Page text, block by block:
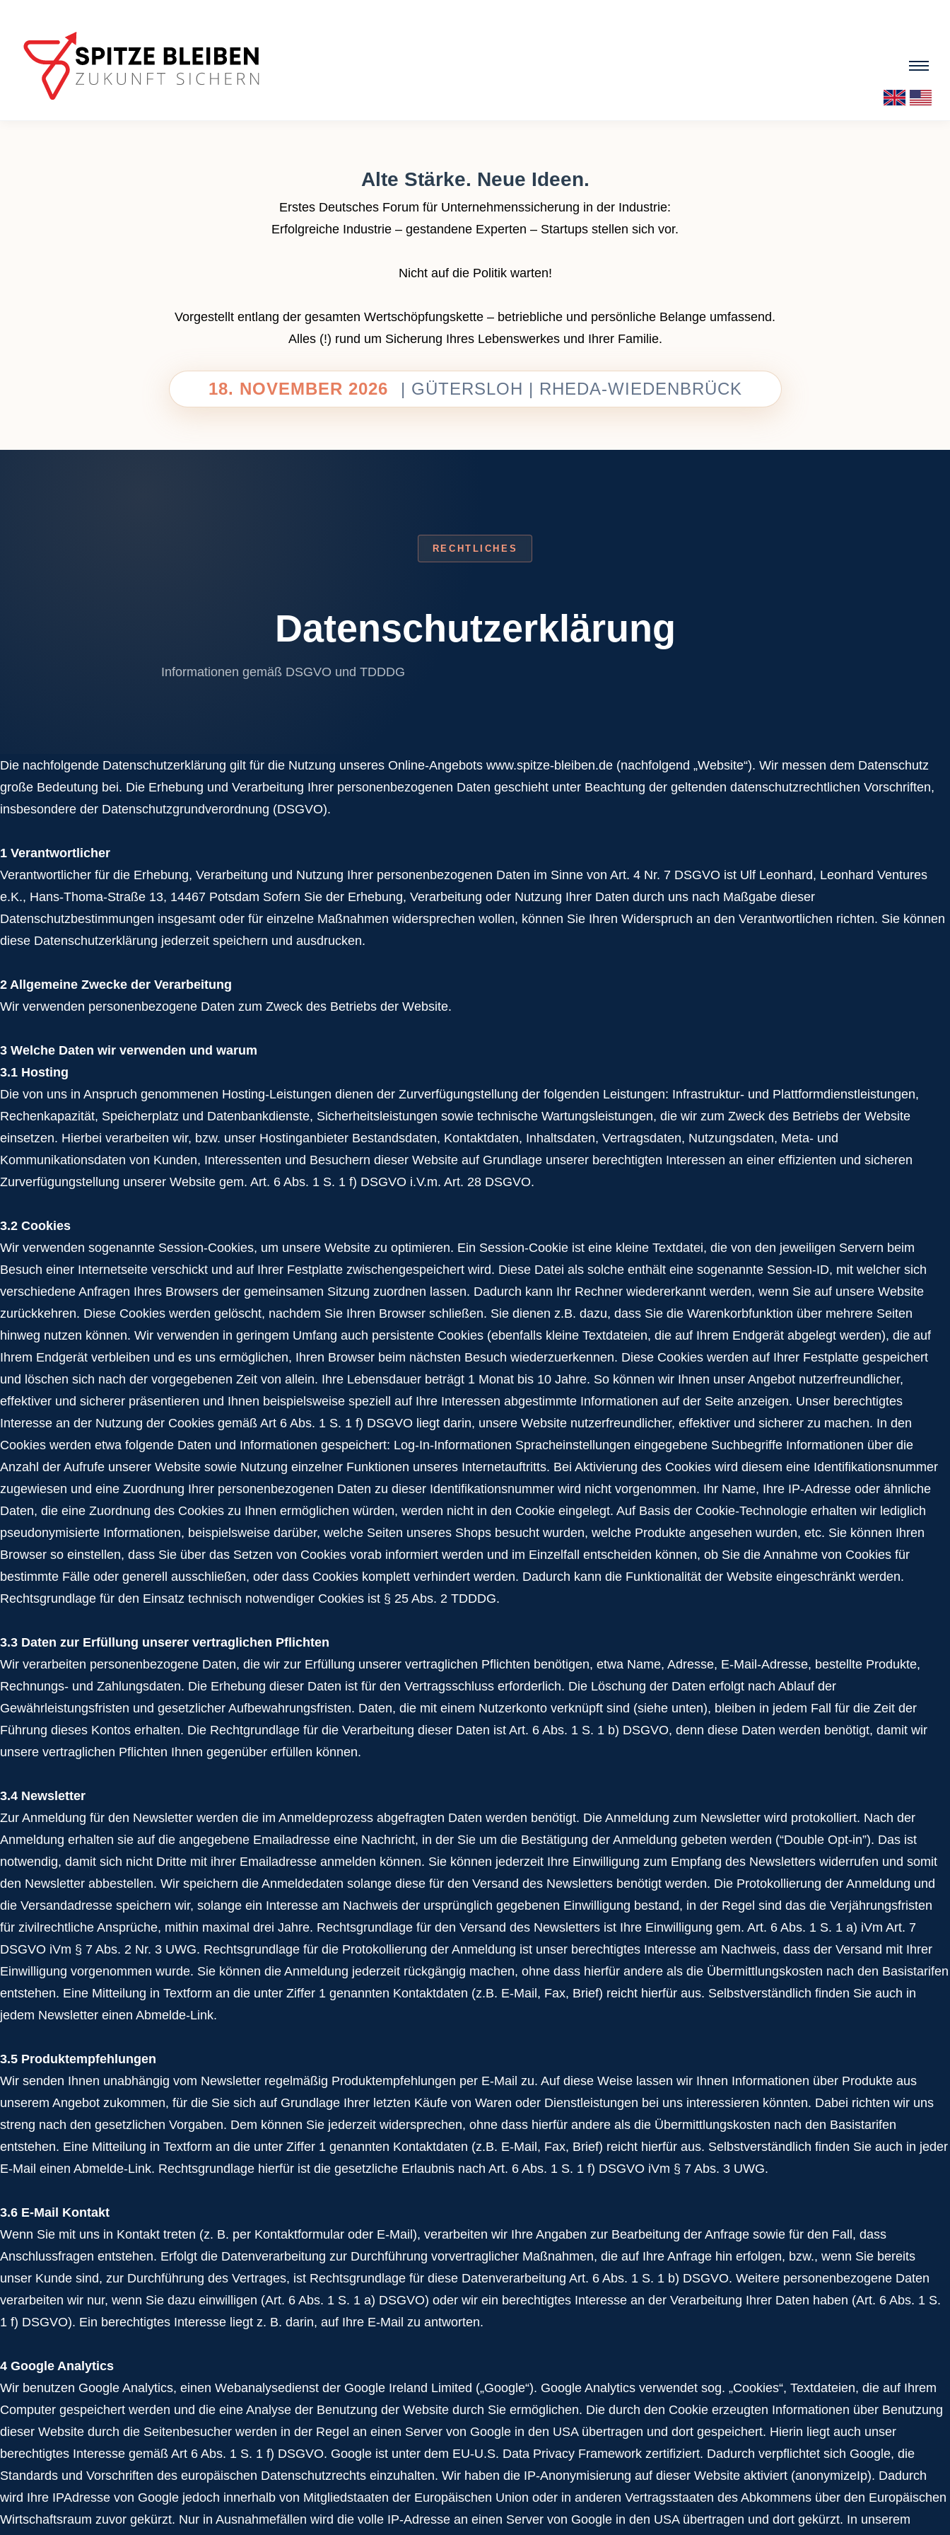
Industriepartner
Gespräche mit unseren Ausstellern & Industriepartnern
LOCATION
Alte Stärke. Neue Ideen.
Erstes Deutsches Forum für Unternehmenssicherung in der Industrie:
Erfolgreiche Industrie – gestandene Experten – Startups stellen sich vor.
Nicht auf die Politik warten!
Vorgestellt entlang der gesamten Wertschöpfungskette – betriebliche und persönliche Belange umfassend.
Alles (!) rund um Sicherung Ihres Lebenswerkes und Ihrer Familie.
18. NOVEMBER 2026 | GÜTERSLOH | RHEDA-WIEDENBRÜCK
RECHTLICHES
Datenschutzerklärung
Informationen gemäß DSGVO und TDDDG
Die nachfolgende Datenschutzerklärung gilt für die Nutzung unseres Online-Angebots www.spitze-bleiben.de (nachfolgend „Website“). Wir messen dem Datenschutz
große Bedeutung bei. Die Erhebung und Verarbeitung Ihrer personenbezogenen Daten geschieht unter Beachtung der geltenden datenschutzrechtlichen Vorschriften,
insbesondere der Datenschutzgrundverordnung (DSGVO).
1 Verantwortlicher
Verantwortlicher für die Erhebung, Verarbeitung und Nutzung Ihrer personenbezogenen Daten im Sinne von Art. 4 Nr. 7 DSGVO ist Ulf Leonhard, Leonhard Ventures
e.K., Hans-Thoma-Straße 13, 14467 Potsdam Sofern Sie der Erhebung, Verarbeitung oder Nutzung Ihrer Daten durch uns nach Maßgabe dieser
Datenschutzbestimmungen insgesamt oder für einzelne Maßnahmen widersprechen wollen, können Sie Ihren Widerspruch an den Verantwortlichen richten. Sie können
diese Datenschutzerklärung jederzeit speichern und ausdrucken.
2 Allgemeine Zwecke der Verarbeitung
Wir verwenden personenbezogene Daten zum Zweck des Betriebs der Website.
3 Welche Daten wir verwenden und warum
3.1 Hosting
Die von uns in Anspruch genommenen Hosting-Leistungen dienen der Zurverfügungstellung der folgenden Leistungen: Infrastruktur- und Plattformdienstleistungen,
Rechenkapazität, Speicherplatz und Datenbankdienste, Sicherheitsleistungen sowie technische Wartungsleistungen, die wir zum Zweck des Betriebs der Website
einsetzen. Hierbei verarbeiten wir, bzw. unser Hostinganbieter Bestandsdaten, Kontaktdaten, Inhaltsdaten, Vertragsdaten, Nutzungsdaten, Meta- und
Kommunikationsdaten von Kunden, Interessenten und Besuchern dieser Website auf Grundlage unserer berechtigten Interessen an einer effizienten und sicheren
Zurverfügungstellung unserer Website gem. Art. 6 Abs. 1 S. 1 f) DSGVO i.V.m. Art. 28 DSGVO.
3.2 Cookies
Wir verwenden sogenannte Session-Cookies, um unsere Website zu optimieren. Ein Session-Cookie ist eine kleine Textdatei, die von den jeweiligen Servern beim
Besuch einer Internetseite verschickt und auf Ihrer Festplatte zwischengespeichert wird. Diese Datei als solche enthält eine sogenannte Session-ID, mit welcher sich
verschiedene Anfragen Ihres Browsers der gemeinsamen Sitzung zuordnen lassen. Dadurch kann Ihr Rechner wiedererkannt werden, wenn Sie auf unsere Website
zurückkehren. Diese Cookies werden gelöscht, nachdem Sie Ihren Browser schließen. Sie dienen z.B. dazu, dass Sie die Warenkorbfunktion über mehrere Seiten
hinweg nutzen können. Wir verwenden in geringem Umfang auch persistente Cookies (ebenfalls kleine Textdateien, die auf Ihrem Endgerät abgelegt werden), die auf
Ihrem Endgerät verbleiben und es uns ermöglichen, Ihren Browser beim nächsten Besuch wiederzuerkennen. Diese Cookies werden auf Ihrer Festplatte gespeichert
und löschen sich nach der vorgegebenen Zeit von allein. Ihre Lebensdauer beträgt 1 Monat bis 10 Jahre. So können wir Ihnen unser Angebot nutzerfreundlicher,
effektiver und sicherer präsentieren und Ihnen beispielsweise speziell auf Ihre Interessen abgestimmte Informationen auf der Seite anzeigen. Unser berechtigtes
Interesse an der Nutzung der Cookies gemäß Art 6 Abs. 1 S. 1 f) DSGVO liegt darin, unsere Website nutzerfreundlicher, effektiver und sicherer zu machen. In den
Cookies werden etwa folgende Daten und Informationen gespeichert: Log-In-Informationen Spracheinstellungen eingegebene Suchbegriffe Informationen über die
Anzahl der Aufrufe unserer Website sowie Nutzung einzelner Funktionen unseres Internetauftritts. Bei Aktivierung des Cookies wird diesem eine Identifikationsnummer
zugewiesen und eine Zuordnung Ihrer personenbezogenen Daten zu dieser Identifikationsnummer wird nicht vorgenommen. Ihr Name, Ihre IP-Adresse oder ähnliche
Daten, die eine Zuordnung des Cookies zu Ihnen ermöglichen würden, werden nicht in den Cookie eingelegt. Auf Basis der Cookie-Technologie erhalten wir lediglich
pseudonymisierte Informationen, beispielsweise darüber, welche Seiten unseres Shops besucht wurden, welche Produkte angesehen wurden, etc. Sie können Ihren
Browser so einstellen, dass Sie über das Setzen von Cookies vorab informiert werden und im Einzelfall entscheiden können, ob Sie die Annahme von Cookies für
bestimmte Fälle oder generell ausschließen, oder dass Cookies komplett verhindert werden. Dadurch kann die Funktionalität der Website eingeschränkt werden.
Rechtsgrundlage für den Einsatz technisch notwendiger Cookies ist § 25 Abs. 2 TDDDG.
3.3 Daten zur Erfüllung unserer vertraglichen Pflichten
Wir verarbeiten personenbezogene Daten, die wir zur Erfüllung unserer vertraglichen Pflichten benötigen, etwa Name, Adresse, E-Mail-Adresse, bestellte Produkte,
Rechnungs- und Zahlungsdaten. Die Erhebung dieser Daten ist für den Vertragsschluss erforderlich. Die Löschung der Daten erfolgt nach Ablauf der
Gewährleistungsfristen und gesetzlicher Aufbewahrungsfristen. Daten, die mit einem Nutzerkonto verknüpft sind (siehe unten), bleiben in jedem Fall für die Zeit der
Führung dieses Kontos erhalten. Die Rechtgrundlage für die Verarbeitung dieser Daten ist Art. 6 Abs. 1 S. 1 b) DSGVO, denn diese Daten werden benötigt, damit wir
unsere vertraglichen Pflichten Ihnen gegenüber erfüllen können.
3.4 Newsletter
Zur Anmeldung für den Newsletter werden die im Anmeldeprozess abgefragten Daten werden benötigt. Die Anmeldung zum Newsletter wird protokolliert. Nach der
Anmeldung erhalten sie auf die angegebene Emailadresse eine Nachricht, in der Sie um die Bestätigung der Anmeldung gebeten werden (“Double Opt-in”). Das ist
notwendig, damit sich nicht Dritte mit ihrer Emailadresse anmelden können. Sie können jederzeit Ihre Einwilligung zum Empfang des Newsletters widerrufen und somit
den Newsletter abbestellen. Wir speichern die Anmeldedaten solange diese für den Versand des Newsletters benötigt werden. Die Protokollierung der Anmeldung und
die Versandadresse speichern wir, solange ein Interesse am Nachweis der ursprünglich gegebenen Einwilligung bestand, in der Regel sind das die Verjährungsfristen
für zivilrechtliche Ansprüche, mithin maximal drei Jahre. Rechtsgrundlage für den Versand des Newsletters ist Ihre Einwilligung gem. Art. 6 Abs. 1 S. 1 a) iVm Art. 7
DSGVO iVm § 7 Abs. 2 Nr. 3 UWG. Rechtsgrundlage für die Protokollierung der Anmeldung ist unser berechtigtes Interesse am Nachweis, dass der Versand mit Ihrer
Einwilligung vorgenommen wurde. Sie können die Anmeldung jederzeit rückgängig machen, ohne dass hierfür andere als die Übermittlungskosten nach den Basistarifen
entstehen. Eine Mitteilung in Textform an die unter Ziffer 1 genannten Kontaktdaten (z.B. E-Mail, Fax, Brief) reicht hierfür aus. Selbstverständlich finden Sie auch in
jedem Newsletter einen Abmelde-Link.
3.5 Produktempfehlungen
Wir senden Ihnen unabhängig vom Newsletter regelmäßig Produktempfehlungen per E-Mail zu. Auf diese Weise lassen wir Ihnen Informationen über Produkte aus
unserem Angebot zukommen, für die Sie sich auf Grundlage Ihrer letzten Käufe von Waren oder Dienstleistungen bei uns interessieren könnten. Dabei richten wir uns
streng nach den gesetzlichen Vorgaben. Dem können Sie jederzeit widersprechen, ohne dass hierfür andere als die Übermittlungskosten nach den Basistarifen
entstehen. Eine Mitteilung in Textform an die unter Ziffer 1 genannten Kontaktdaten (z.B. E-Mail, Fax, Brief) reicht hierfür aus. Selbstverständlich finden Sie auch in jeder
E-Mail einen Abmelde-Link. Rechtsgrundlage hierfür ist die gesetzliche Erlaubnis nach Art. 6 Abs. 1 S. 1 f) DSGVO iVm § 7 Abs. 3 UWG.
3.6 E-Mail Kontakt
Wenn Sie mit uns in Kontakt treten (z. B. per Kontaktformular oder E-Mail), verarbeiten wir Ihre Angaben zur Bearbeitung der Anfrage sowie für den Fall, dass
Anschlussfragen entstehen. Erfolgt die Datenverarbeitung zur Durchführung vorvertraglicher Maßnahmen, die auf Ihre Anfrage hin erfolgen, bzw., wenn Sie bereits
unser Kunde sind, zur Durchführung des Vertrages, ist Rechtsgrundlage für diese Datenverarbeitung Art. 6 Abs. 1 S. 1 b) DSGVO. Weitere personenbezogene Daten
verarbeiten wir nur, wenn Sie dazu einwilligen (Art. 6 Abs. 1 S. 1 a) DSGVO) oder wir ein berechtigtes Interesse an der Verarbeitung Ihrer Daten haben (Art. 6 Abs. 1 S.
1 f) DSGVO). Ein berechtigtes Interesse liegt z. B. darin, auf Ihre E-Mail zu antworten.
4 Google Analytics
Wir benutzen Google Analytics, einen Webanalysedienst der Google Ireland Limited („Google“). Google Analytics verwendet sog. „Cookies“, Textdateien, die auf Ihrem
Computer gespeichert werden und die eine Analyse der Benutzung der Website durch Sie ermöglichen. Die durch den Cookie erzeugten Informationen über Benutzung
dieser Website durch die Seitenbesucher werden in der Regel an einen Server von Google in den USA übertragen und dort gespeichert. Hierin liegt auch unser
berechtigtes Interesse gemäß Art 6 Abs. 1 S. 1 f) DSGVO. Google ist unter dem EU-U.S. Data Privacy Framework zertifiziert. Dadurch verpflichtet sich Google, die
Standards und Vorschriften des europäischen Datenschutzrechts einzuhalten. Wir haben die IP-Anonymisierung auf dieser Website aktiviert (anonymizeIp). Dadurch
wird Ihre IPAdresse von Google jedoch innerhalb von Mitgliedstaaten der Europäischen Union oder in anderen Vertragsstaaten des Abkommens über den Europäischen
Wirtschaftsraum zuvor gekürzt. Nur in Ausnahmefällen wird die volle IP-Adresse an einen Server von Google in den USA übertragen und dort gekürzt. In unserem